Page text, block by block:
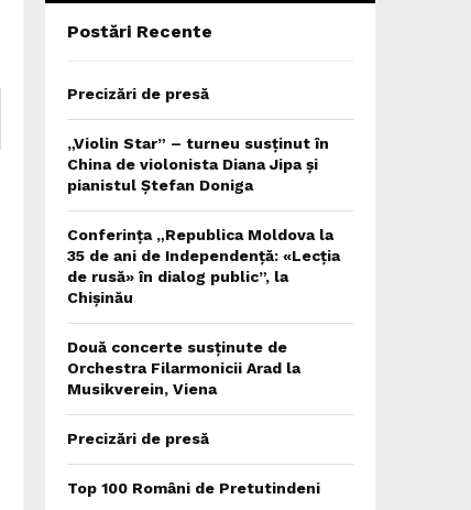
Postări Recente
Precizări de presă
„Violin Star” – turneu susținut în
China de violonista Diana Jipa și
pianistul Ștefan Doniga
Conferința „Republica Moldova la
35 de ani de Independență: «Lecția
de rusă» în dialog public”, la
Chișinău
Două concerte susținute de
Orchestra Filarmonicii Arad la
Musikverein, Viena
Precizări de presă
Top 100 Români de Pretutindeni